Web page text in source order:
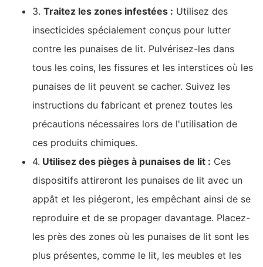
3. Traitez les zones infestées : Utilisez des
insecticides spécialement conçus pour lutter
contre les punaises de lit. Pulvérisez-les dans
tous les coins, les fissures et les interstices où les
punaises de lit peuvent se cacher. Suivez les
instructions du fabricant et prenez toutes les
précautions nécessaires lors de l'utilisation de
ces produits chimiques.
4. Utilisez des pièges à punaises de lit : Ces
dispositifs attireront les punaises de lit avec un
appât et les piégeront, les empêchant ainsi de se
reproduire et de se propager davantage. Placez-
les près des zones où les punaises de lit sont les
plus présentes, comme le lit, les meubles et les